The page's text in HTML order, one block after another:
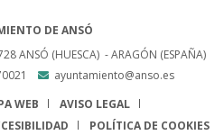
DE ANSÓ
ANSÓ (HUESCA) - ARAGÓN (ESPAÑA)
ayuntamiento@anso.es
WEB
AVISO LEGAL
POLÍTICA DE COOKIES